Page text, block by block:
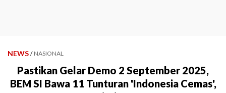
NEWS / NASIONAL
Pastikan Gelar Demo 2 September 2025,
BEM SI Bawa 11 Tunturan 'Indonesia Cemas',